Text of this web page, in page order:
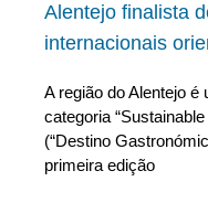
Alentejo finalista
internacionais
A região do Alentejo
categoria
(“Destino
primeira edição